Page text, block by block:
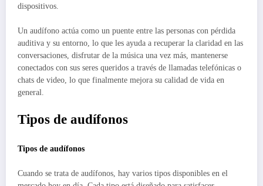
dispositivos.
Un audífono actúa como un puente entre las personas con pérdida
auditiva y su entorno, lo que les ayuda a recuperar la claridad en las
conversaciones, disfrutar de la música una vez más, mantenerse
conectados con sus seres queridos a través de llamadas telefónicas o
chats de video, lo que finalmente mejora su calidad de vida en
general.
Tipos de audífonos
Tipos de audífonos
Cuando se trata de audífonos, hay varios tipos disponibles en el